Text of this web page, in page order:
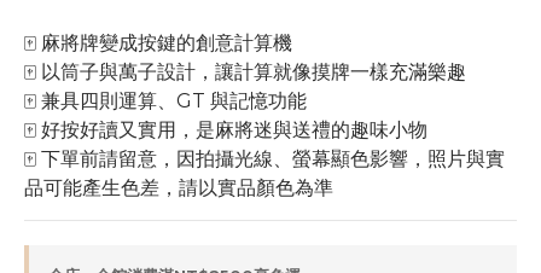
🀄 麻將牌變成按鍵的創意計算機
🀄 以筒子與萬子設計，讓計算就像摸牌一樣充滿樂趣
🀄 兼具四則運算、GT 與記憶功能
🀄 好按好讀又實用，是麻將迷與送禮的趣味小物
🀄 下單前請留意，因拍攝光線、螢幕顯色影響，照片與實
品可能產生色差，請以實品顏色為準